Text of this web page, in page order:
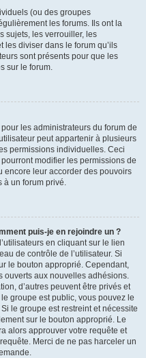
(ou des groupes
les forums. Ils ont la
sujets, les verrouiller, les
les diviser dans le forum qu’ils
sont présents pour que les
sur le forum.
les administrateurs du forum de
peut appartenir à plusieurs
permissions individuelles. Ceci
modifier les permissions de
encore leur accorder des pouvoirs
à un forum privé.
puis-je en rejoindre un ?
en cliquant sur le lien
de contrôle de l’utilisateur. Si
le bouton approprié. Cependant,
ouverts aux nouvelles adhésions.
d’autres peuvent être privés et
groupe est public, vous pouvez le
le groupe est restreint et nécessite
sur le bouton approprié. Le
alors approuver votre requête et
Merci de ne pas harceler un